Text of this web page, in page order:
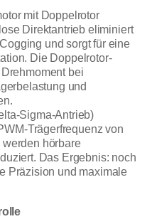
mit Doppelrotor
Direktantrieb eliminiert
und sorgt für eine
Die Doppelrotor-
bei
und
Sigma-Antrieb)
Trägerfrequenz von
hörbare
Das Ergebnis: noch
Präzision und maximale